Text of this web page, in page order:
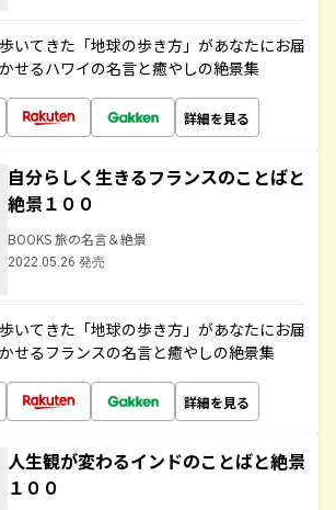
いてきた「地球の歩き方」があなたにお届
せるハワイの名言と癒やしの絶景集
詳細を見る
自分らしく生きるフランスのことばと
絶景１００
BOOKS 旅の名言＆絶景
2022.05.26 発売
いてきた「地球の歩き方」があなたにお届
せるフランスの名言と癒やしの絶景集
詳細を見る
人生観が変わるインドのことばと絶景
１００